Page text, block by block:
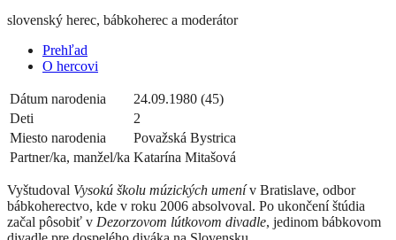
slovenský herec, bábkoherec a moderátor
Prehľad
O hercovi
Dátum narodenia
24.09.1980 (45)
Deti
2
Miesto narodenia
Považská Bystrica
Partner/ka, manžel/ka Katarína Mitašová
Vyštudoval Vysokú školu múzických umenív Bratislave, odbor
bábkoherectvo, kde v roku 2006 absolvoval. Po ukončení štúdia
začal pôsobiť v Dezorzovom lútkovom divadle, jedinom bábkovom